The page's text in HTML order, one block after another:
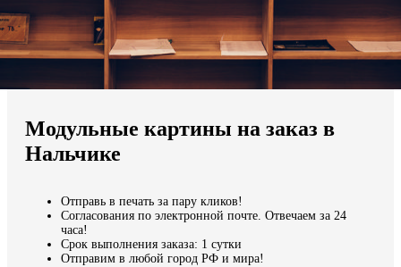
Мы доставляем по всему миру
Продолжить без города
Модульные картины на заказ в
Нальчике
Отправь в печать за пару кликов!
Согласования по электронной почте. Отвечаем за 24
часа!
Срок выполнения заказа: 1 сутки
Отправим в любой город РФ и мира!